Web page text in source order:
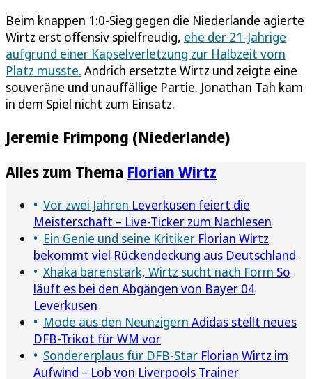
Beim knappen 1:0-Sieg gegen die Niederlande agierte
Wirtz erst offensiv spielfreudig, ehe der 21-Jährige
aufgrund einer Kapselverletzung zur Halbzeit vom
Platz musste. Andrich ersetzte Wirtz und zeigte eine
souveräne und unauffällige Partie. Jonathan Tah kam
in dem Spiel nicht zum Einsatz.
Jeremie Frimpong (Niederlande)
Alles zum Thema Florian Wirtz
Vor zwei Jahren Leverkusen feiert die
Meisterschaft – Live-Ticker zum Nachlesen
Ein Genie und seine Kritiker Florian Wirtz
bekommt viel Rückendeckung aus Deutschland
Xhaka bärenstark, Wirtz sucht nach Form So
läuft es bei den Abgängen von Bayer 04
Leverkusen
Mode aus den Neunzigern Adidas stellt neues
DFB-Trikot für WM vor
Sondererplaus für DFB-Star Florian Wirtz im
Aufwind – Lob von Liverpools Trainer